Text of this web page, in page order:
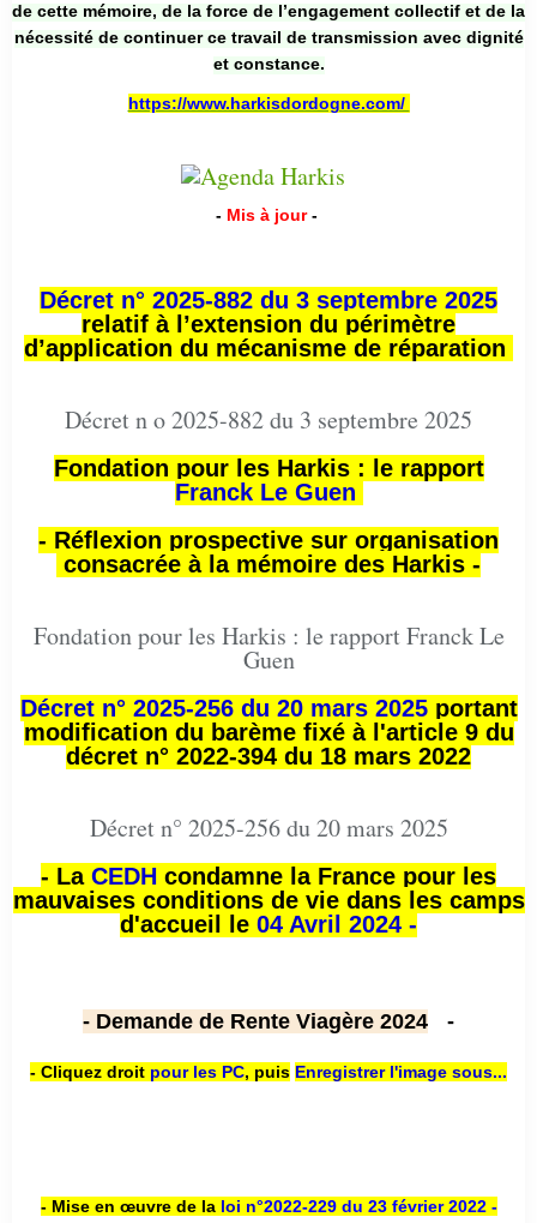
de cette mémoire, de la force de l’engagement collectif et de la
nécessité de continuer ce travail de transmission avec dignité
et constance.
https://www.harkisdordogne.com/
- Mis à jour -
Décret n° 2025-882 du 3 septembre 2025
relatif à l’extension du périmètre
d’application du mécanisme de réparation
Décret n o 2025-882 du 3 septembre 2025
Fondation pour les Harkis : le rapport
Franck Le Guen
- Réflexion prospective sur organisation
consacrée à la mémoire des Harkis -
Fondation pour les Harkis : le rapport Franck Le
Guen
Décret n° 2025-256 du 20 mars 2025portant
modification du barème fixé à l'article 9 du
décret n° 2022-394 du 18 mars 2022
Décret n° 2025-256 du 20 mars 2025
- La CEDH condamne la France pour les
mauvaises conditions de vie dans les camps
d'accueil le 04 Avril 2024 -
- Demande de Rente Viagère 2024 -
- Cliquez droit pour les PC, puis Enregistrer l'image sous...
- Mise en œuvre de la loi n°2022-229 du 23 février 2022 -